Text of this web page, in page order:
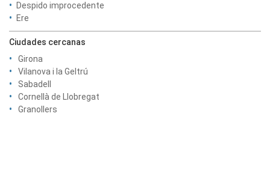
Despido improcedente
Ere
Ciudades cercanas
Girona
Vilanova i la Geltrú
Sabadell
Cornellà de Llobregat
Granollers